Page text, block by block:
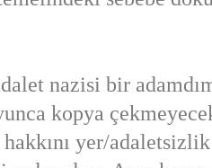
nazisi bir
kopya
hakkını yer/